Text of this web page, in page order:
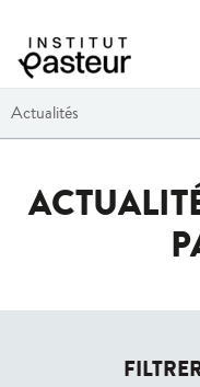
Actualités